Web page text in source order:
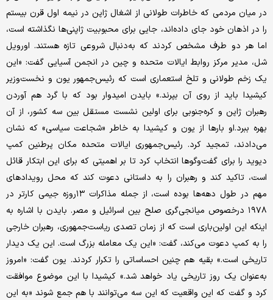
در میان مردمی که خاطرات طولانی از اشغال ژاپن در نیمه اول قرن بیستم
را در اذهان خود جای داده‌اند، جایی برای محبوبیت ژاپنی‌ها نگذاشته است،
اما هر دو طرف مشخص کردند که به‌دنبال شروعی تازه هستند. اورویل
شل، مدیر مرکز روابط ایالات متحده و چین در انجمن آسیایی گفت: «این
یک زخم طولانی و تلخ استعماری است که رئیس‌جمهور یون و نخست‌وزیر
کیشیدا باید از روی آن بپرند.» بایدن امیدوار بود که با گرد هم آوردن
رهبران ژاپن و کره‌جنوبی برای اولین نشست مستقل بین سه کشور، از آن
بهره ببرد.او بارها از یون و کیشیدا به خاطر «شجاعت سیاسی» که نشان
می‌دادند، تمجید کرد. رئیس‌جمهوری ایالات متحده مکان پرطنین کمپ
دیوید را برای گفت‌وگوها انتخاب کرد تا بر اهمیتی که برای این ابتکار قائل
است، تاکید کند و رهبران را به داستانی دعوت کند که محل رویدادهای
مهم در طول دهه‌ها بوده است، از جمله مذاکرات ۱۳روزه جیمی کارتر در
۱۹۷۸ درخصوص میانجی‌گری صلح بین اسرائیل و مصر. بایدن با اشاره به
اینکه این اولین‌باری است که از زمان تصدی ریاست‌جمهوری، رهبران خارجی
را به کمپ دعوت می‌کند، گفت: «این یک معامله بزرگ است. این یک دیدار
تاریخی است.» بقیه هم چنین احساساتی را تکرار کردند. یون گفت: «امروز
به‌عنوان یک روز تاریخی یاد خواهد شد.» کیشیدا با این موضوع موافقت
کرد و گفت که این واقعیت که این سه می‌توانند با هم جمع شوند «به این